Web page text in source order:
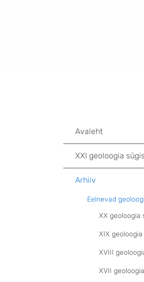
Avaleht
XXI geoloogia
Arhiiv
Eelnevad
XX geoloogia
XIX
XVIII
XVII